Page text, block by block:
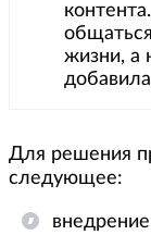
жизни, а
Для решения
следующее: